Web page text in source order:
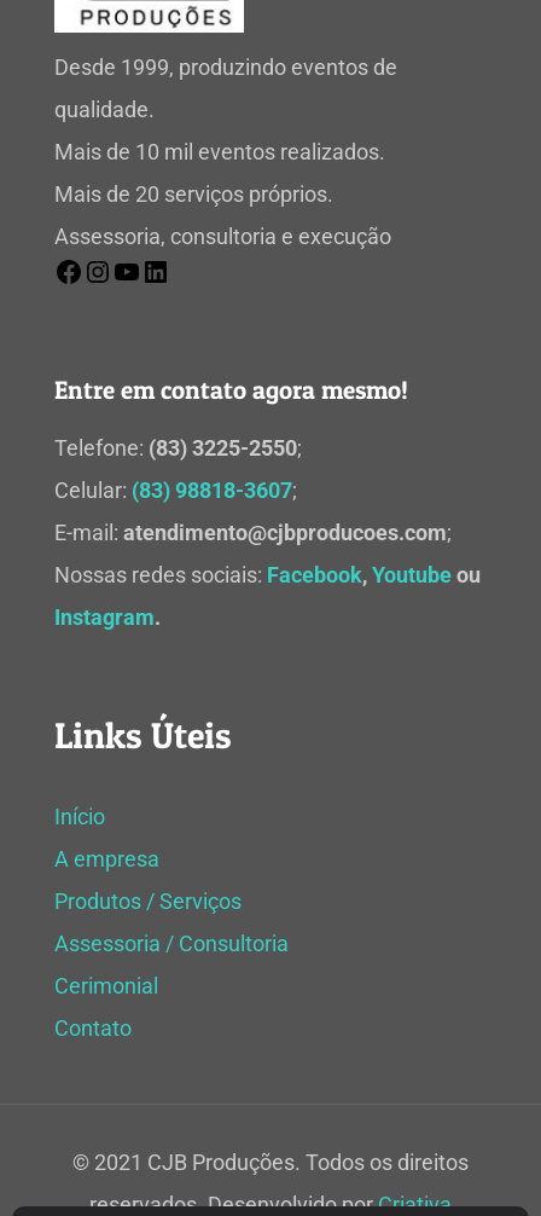
Desde 1999, produzindo eventos de
qualidade.
Mais de 10 mil eventos realizados.
Mais de 20 serviços próprios.
Assessoria, consultoria e execução
Entre em contato agora mesmo!
Telefone: (83) 3225-2550;
Celular: (83) 98818-3607;
E-mail: atendimento@cjbproducoes.com;
Nossas redes sociais: Facebook,Youtubeou
Instagram.
Links Úteis
Início
A empresa
Produtos / Serviços
Assessoria / Consultoria
Cerimonial
Contato
© 2021 CJB Produções. Todos os direitos
reservados. Desenvolvido porCriativa